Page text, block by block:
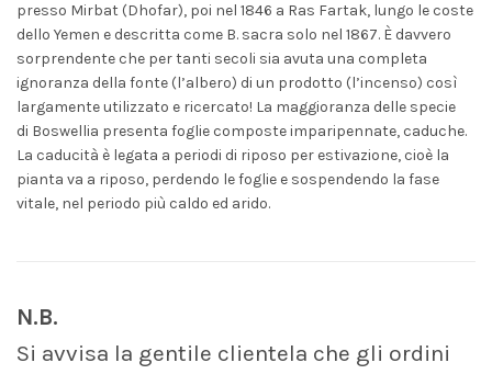
presso Mirbat (Dhofar), poi nel 1846 a Ras Fartak, lungo le coste
dello Yemen e descritta come B. sacra solo nel 1867. È davvero
sorprendente che per tanti secoli sia avuta una completa
ignoranza della fonte (l’albero) di un prodotto (l’incenso) così
largamente utilizzato e ricercato! La maggioranza delle specie
di Boswellia presenta foglie composte imparipennate, caduche.
La caducità è legata a periodi di riposo per estivazione, cioè la
pianta va a riposo, perdendo le foglie e sospendendo la fase
vitale, nel periodo più caldo ed arido.
N.B.
Si avvisa la gentile clientela che gli ordini